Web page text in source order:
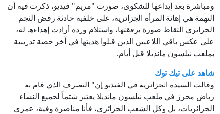
حقائق وراء موعد الانسحاب - عاجل
ومباشرة بعد إيداعها للشكوى، صورت "مريم" فيديو، ذكرت فيه أن
التهمة هي إهانة المرأة الجزائرية، على خلفية حادثة رفض النجم
الجزائري التقاط صورة برفقتها، واستلام وردة أرادت إهداءها له،
على عكس باقي اللاعبين الذين قبلوا هديتها في آخر حصة تدريبية
بملعب نيلسون مانديلا قبل أيام.
شاهد على تيك توك
وقالت السيدة الجزائرية في الفيديو إن" التصرف الذي قام به
رياض محرز في ملعب نيلسون مانديلا يعتبر شتماً لجميع النساء
الجزائريات، بل وكل الشعب الجزائري، فأنا مناصرة وفية، عمري